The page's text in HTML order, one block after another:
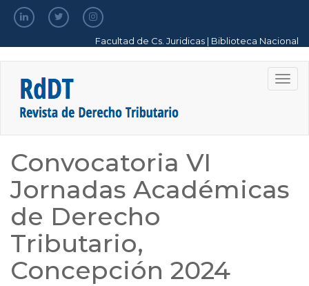
Pasar
principal
Facultad de Cs. Juridicas | Biblioteca Nacional
Convocatoria VI
Jornadas Académicas
de Derecho
Tributario,
Concepción 2024